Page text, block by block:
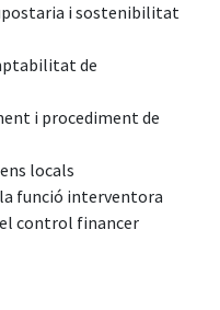
i sostenibilitat
de
i procediment de
locals
funció interventora
control financer